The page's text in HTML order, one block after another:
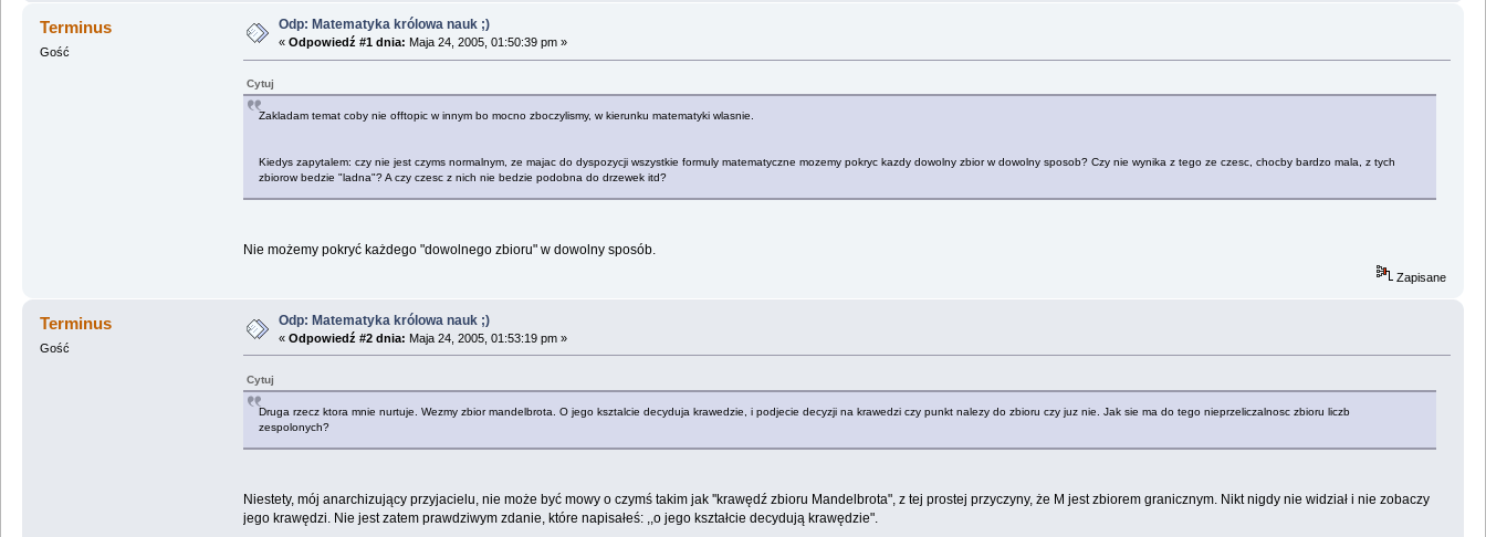
Terminus
Gość
Odp: Matematyka królowa nauk ;)
« Odpowiedź #1 dnia: Maja 24, 2005, 01:50:39 pm »
Cytuj
Zakladam temat coby nie offtopic w innym bo mocno zboczylismy, w kierunku matematyki wlasnie.
Kiedys zapytalem: czy nie jest czyms normalnym, ze majac do dyspozycji wszystkie formuly matematyczne mozemy pokryc kazdy dowolny zbior w dowolny sposob? Czy nie wynika z tego ze czesc, chocby bardzo mala, z tych
zbiorow bedzie "ladna"? A czy czesc z nich nie bedzie podobna do drzewek itd?
Nie możemy pokryć każdego "dowolnego zbioru" w dowolny sposób.
Zapisane
Terminus
Gość
Odp: Matematyka królowa nauk ;)
« Odpowiedź #2 dnia: Maja 24, 2005, 01:53:19 pm »
Cytuj
Druga rzecz ktora mnie nurtuje. Wezmy zbior mandelbrota. O jego ksztalcie decyduja krawedzie, i podjecie decyzji na krawedzi czy punkt nalezy do zbioru czy juz nie. Jak sie ma do tego nieprzeliczalnosc zbioru liczb
zespolonych?
Niestety, mój anarchizujący przyjacielu, nie może być mowy o czymś takim jak ''krawędź zbioru Mandelbrota", z tej prostej przyczyny, że M jest zbiorem granicznym. Nikt nigdy nie widział i nie zobaczy
jego krawędzi. Nie jest zatem prawdziwym zdanie, które napisałeś: ,,o jego kształcie decydują krawędzie".